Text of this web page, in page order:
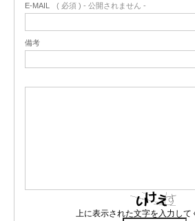
E-MAIL ( 必須 ) - 公開されません -
備考
上に表示された文字を入力して